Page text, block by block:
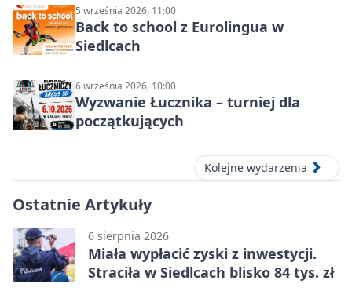
5 września 2026, 11:00
Back to school z Eurolingua w
Siedlcach
6 września 2026, 10:00
Wyzwanie Łucznika – turniej dla
początkujących
Kolejne wydarzenia
Ostatnie Artykuły
6 sierpnia 2026
Miała wypłacić zyski z inwestycji.
Straciła w Siedlcach blisko 84 tys. zł